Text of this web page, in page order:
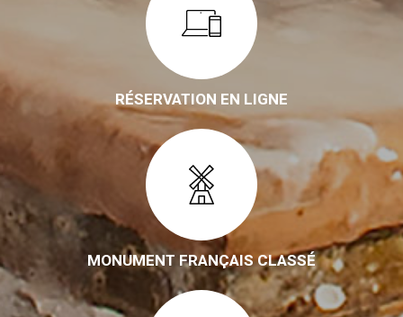
RÉSERVATION EN LIGNE
MONUMENT FRANÇAIS CLASSÉ